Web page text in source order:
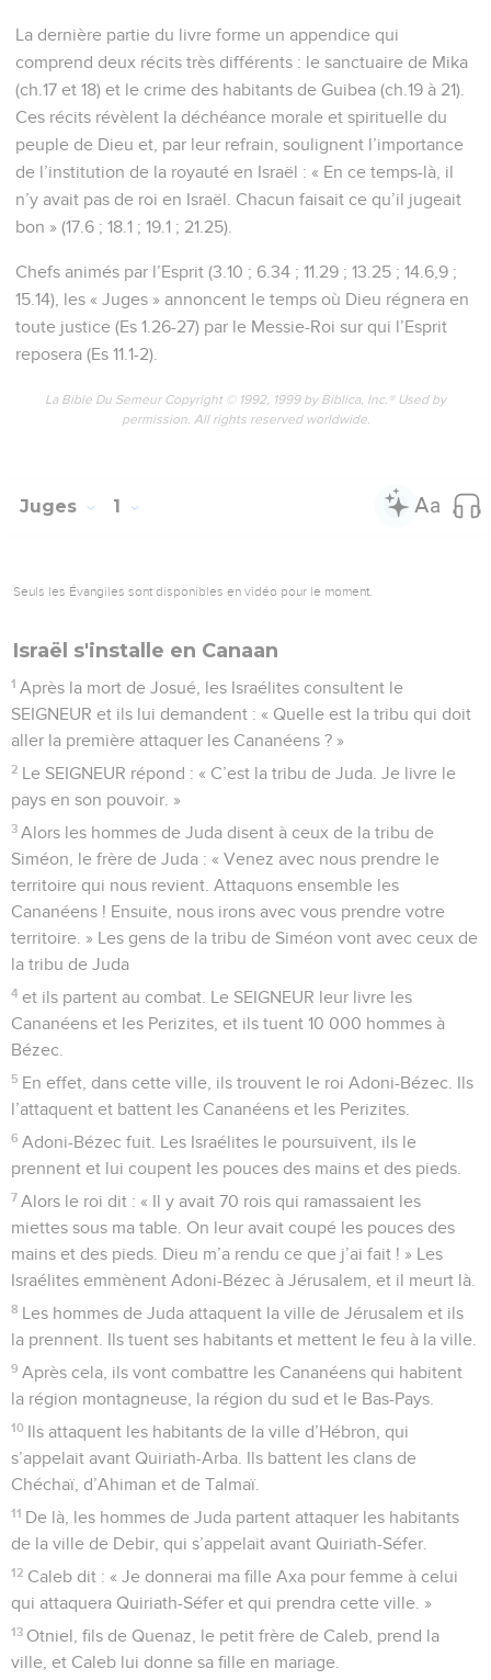
La dernière partie du livre forme un appendice qui
comprend deux récits très différents : le sanctuaire de Mika
(ch.17 et 18) et le crime des habitants de Guibea (ch.19 à 21).
Ces récits révèlent la déchéance morale et spirituelle du
peuple de Dieu et, par leur refrain, soulignent l’importance
de l’institution de la royauté en Israël : « En ce temps-là, il
n’y avait pas de roi en Israël. Chacun faisait ce qu’il jugeait
bon » (17.6 ; 18.1 ; 19.1 ; 21.25).
Chefs animés par l’Esprit (3.10 ; 6.34 ; 11.29 ; 13.25 ; 14.6,9 ;
15.14), les « Juges » annoncent le temps où Dieu régnera en
toute justice (Es 1.26-27) par le Messie-Roi sur qui l’Esprit
reposera (Es 11.1-2).
La Bible Du Semeur Copyright © 1992, 1999 by Biblica, Inc.® Used by
permission. All rights reserved worldwide.
Juges 1
Seuls les Évangiles sont disponibles en vidéo pour le moment.
Israël s'installe en Canaan
1 Après la mort de Josué, les Israélites consultent le
SEIGNEUR et ils lui demandent : « Quelle est la tribu qui doit
aller la première attaquer les Cananéens ? »
2 Le SEIGNEUR répond : « C’est la tribu de Juda. Je livre le
pays en son pouvoir. »
3 Alors les hommes de Juda disent à ceux de la tribu de
Siméon, le frère de Juda : « Venez avec nous prendre le
territoire qui nous revient. Attaquons ensemble les
Cananéens ! Ensuite, nous irons avec vous prendre votre
territoire. » Les gens de la tribu de Siméon vont avec ceux de
la tribu de Juda
4 et ils partent au combat. Le SEIGNEUR leur livre les
Cananéens et les Perizites, et ils tuent 10 000 hommes à
Bézec.
5 En effet, dans cette ville, ils trouvent le roi Adoni-Bézec. Ils
l’attaquent et battent les Cananéens et les Perizites.
6 Adoni-Bézec fuit. Les Israélites le poursuivent, ils le
prennent et lui coupent les pouces des mains et des pieds.
7 Alors le roi dit : « Il y avait 70 rois qui ramassaient les
miettes sous ma table. On leur avait coupé les pouces des
mains et des pieds. Dieu m’a rendu ce que j’ai fait ! » Les
Israélites emmènent Adoni-Bézec à Jérusalem, et il meurt là.
8 Les hommes de Juda attaquent la ville de Jérusalem et ils
la prennent. Ils tuent ses habitants et mettent le feu à la ville.
9 Après cela, ils vont combattre les Cananéens qui habitent
la région montagneuse, la région du sud et le Bas-Pays.
10 Ils attaquent les habitants de la ville d’Hébron, qui
s’appelait avant Quiriath-Arba. Ils battent les clans de
Chéchaï, d’Ahiman et de Talmaï.
11 De là, les hommes de Juda partent attaquer les habitants
de la ville de Debir, qui s’appelait avant Quiriath-Séfer.
12 Caleb dit : « Je donnerai ma fille Axa pour femme à celui
qui attaquera Quiriath-Séfer et qui prendra cette ville. »
13 Otniel, fils de Quenaz, le petit frère de Caleb, prend la
ville, et Caleb lui donne sa fille en mariage.